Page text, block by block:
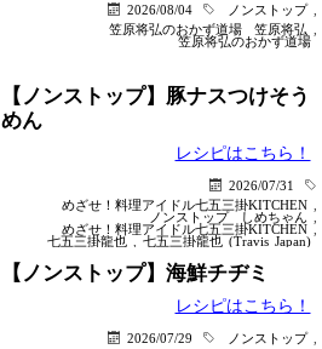
2026/08/04 ノンストップ
笠原将弘のおかず道場
笠原将弘
笠原将弘のおかず道場
【ノンストップ】豚ナスつけそう
めん
レシピはこちら！
2026/07/31
めざせ！料理アイドル七五三掛KITCHEN
ノンストップ
しめちゃん
,
めざせ！料理アイドル七五三掛KITCHEN ,
七五三掛龍也
七五三掛龍也 (Travis Japan)
【ノンストップ】海鮮チヂミ
レシピはこちら！
2026/07/29 ノンストップ